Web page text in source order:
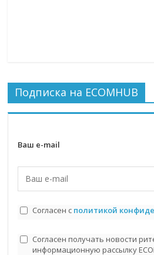
Подписка на ECOMHUB
Ваш e-mail
Согласен с политикой
Согласен получать новости
информационную рассылку